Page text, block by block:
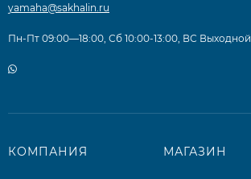
yamaha@sakhalin.ru
Пн-Пт 09:00—18:00, Сб 10:00-13:00, ВС Выходной
КОМПАНИЯ МАГАЗИН